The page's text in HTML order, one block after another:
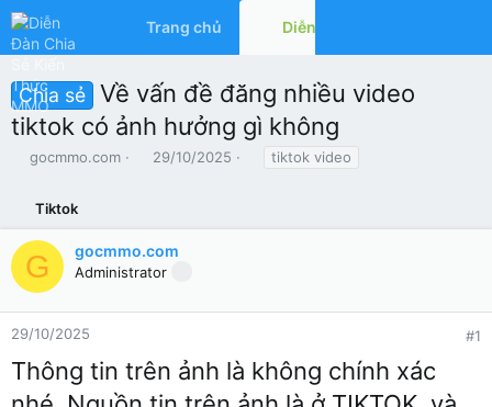
Trang chủ Diễn đàn
Chia sẻ
Về vấn đề đăng nhiều video
tiktok có ảnh hưởng gì không
T
a
d
s
t
a
r
e
r
gocmmo.com
N
g
ử
i
29/10/2025
ó
tiktok video
Tiktok
G gocmmo.com
Administrator
29/10/2025 #1
Thông tin trên ảnh là không chính xác